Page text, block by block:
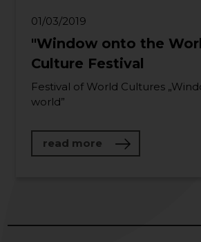
01/03/2019
"Window onto the
Culture Festival
Festival of World Cultures
world”
read more about "Window